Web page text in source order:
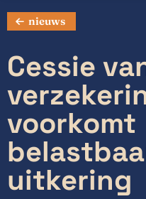
nieuws
Cessie
voorkomt
uitkering